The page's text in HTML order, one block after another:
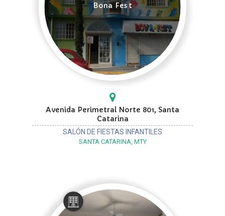
Bona Fest
Avenida Perimetral Norte 801, Santa
Catarina
SALÓN DE FIESTAS INFANTILES
SANTA CATARINA, MTY